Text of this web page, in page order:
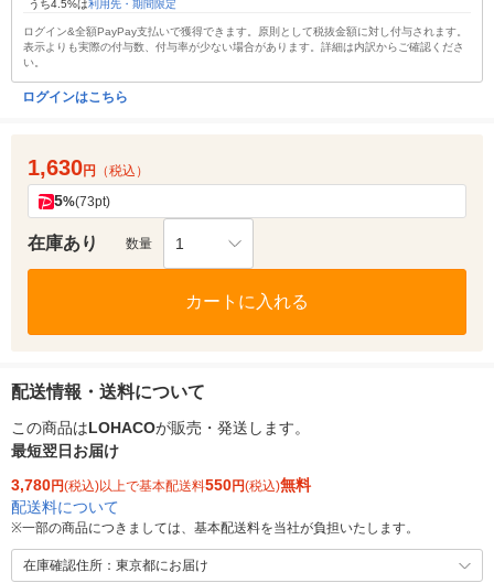
うち4.5%は利用先・期間限定
ログイン&全額PayPay支払いで獲得できます。原則として税抜金額に対し付与されます。
表示よりも実際の付与数、付与率が少ない場合があります。詳細は内訳からご確認くださ
い。
ログインはこちら
1,630円 （税込）
5%(73pt)
在庫あり 数量 1
カートに入れる
配送情報・送料について
この商品はLOHACOが販売・発送します。
最短翌日お届け
3,780円(税込)以上で基本配送料550円(税込)無料
配送料について
※一部の商品につきましては、基本配送料を当社が負担いたします。
在庫確認住所：東京都にお届け